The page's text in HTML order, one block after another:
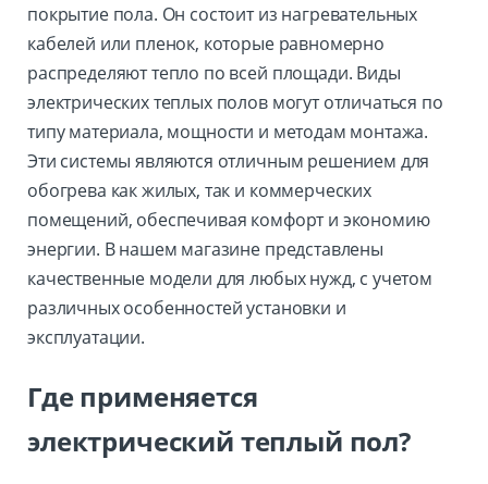
покрытие пола. Он состоит из нагревательных
кабелей или пленок, которые равномерно
распределяют тепло по всей площади. Виды
электрических теплых полов могут отличаться по
типу материала, мощности и методам монтажа.
Эти системы являются отличным решением для
обогрева как жилых, так и коммерческих
помещений, обеспечивая комфорт и экономию
энергии. В нашем магазине представлены
качественные модели для любых нужд, с учетом
различных особенностей установки и
эксплуатации.
Где применяется
электрический теплый пол?